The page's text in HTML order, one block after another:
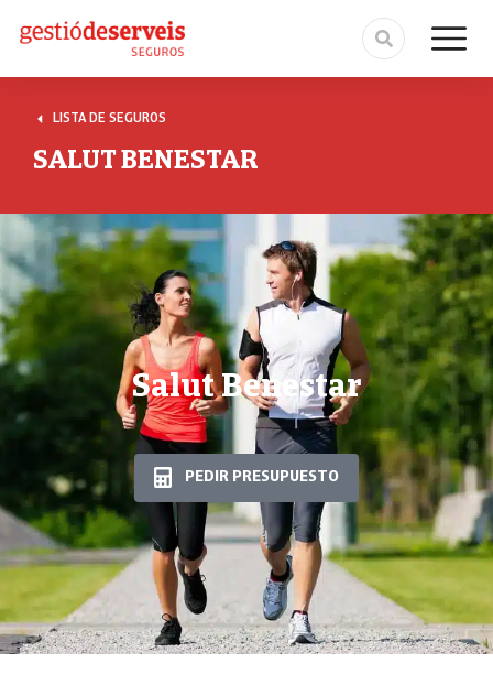
LISTA DE SEGUROS
SALUT BENESTAR
Salut Benestar
PEDIR PRESUPUESTO